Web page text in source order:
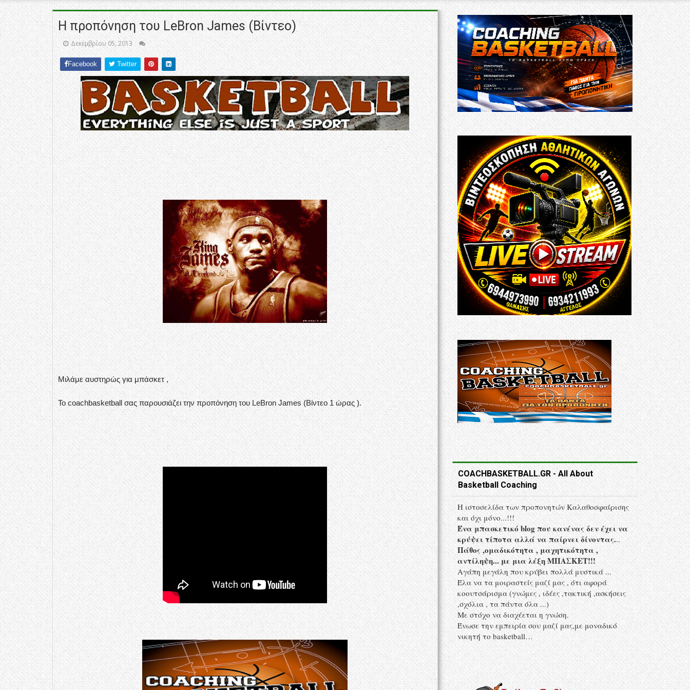
Η προπόνηση του LeBron James (Βίντεο)
Δεκεμβρίου 05, 2013
Facebook Twitter
Μιλάμε αυστηρώς για μπάσκετ ,
Το coachbasketball σας παρουσιάζει την προπόνηση του LeBron James (Βίντεο 1 ώρας ).
COACHBASKETBALL.GR - All About
Basketball Coaching
Η ιστοσελίδα των προπονητών Kαλαθοσφαίρισης
και όχι μόνο...!!!
Ένα μπασκετικό blog που κανένας δεν έχει να
κρύψει τίποτα αλλά να παίρνει δίνοντας...
Πάθος ,ομαδικότητα , μαχητικότητα ,
αντίληψη... με μια λέξη MΠΑΣΚΕΤ!!!
Αγάπη μεγάλη που κρύβει πολλά μυστικά ...
Έλα να τα μοιραστείς μαζί μας , ότι αφορά
κοουτσάρισμα (γνώμες , ιδέες ,τακτική ,ασκήσεις
,σχόλια , τα πάντα όλα ...)
Με στόχο να διαχέεται η γνώση.
Ένωσε την εμπειρία σου μαζί μας,με μοναδικό
νικητή το basketball…